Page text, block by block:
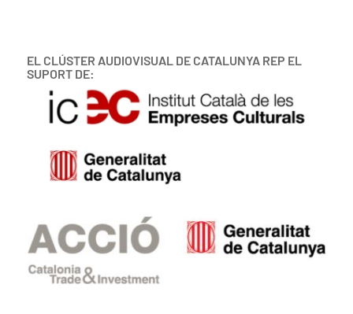
EL CLÚSTER AUDIOVISUAL DE CATALUNYA REP EL
SUPORT DE: